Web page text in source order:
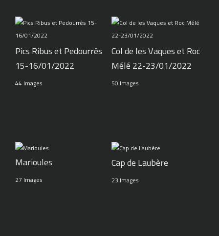
Pics Ribus et Pedourrés
15-16/01/2022
44 Images
Col de les Vaques et Roc
Mélé 22-23/01/2022
50 Images
Marioules
27 Images
Cap de Laubère
23 Images